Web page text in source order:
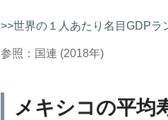
>>世界の１人あたり名目GDPラ
参照：国連 (2018年)
メキシコの平均